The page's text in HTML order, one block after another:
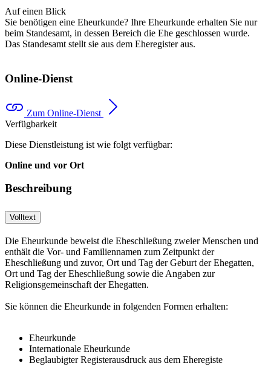
Auf einen Blick
Sie benötigen eine Eheurkunde? Ihre Eheurkunde erhalten Sie nur
beim Standesamt, in dessen Bereich die Ehe geschlossen wurde.
Das Standesamt stellt sie aus dem Eheregister aus.
Online-Dienst
Zum Online-Dienst
Verfügbarkeit
Diese Dienstleistung ist wie folgt verfügbar:
Online und vor Ort
Beschreibung
Volltext
Die Eheurkunde beweist die Eheschließung zweier Menschen und
enthält die Vor- und Familiennamen zum Zeitpunkt der
Eheschließung und zuvor, Ort und Tag der Geburt der Ehegatten,
Ort und Tag der Eheschließung sowie die Angaben zur
Religionsgemeinschaft der Ehegatten.
Sie können die Eheurkunde in folgenden Formen erhalten:
Eheurkunde
Internationale Eheurkunde
Beglaubigter Registerausdruck aus dem Eheregiste